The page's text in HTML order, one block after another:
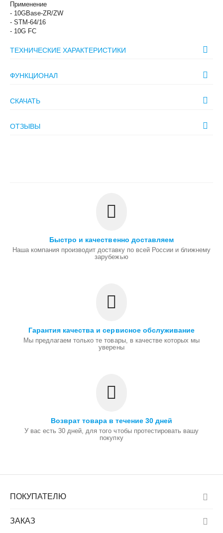
Применение
- 10GBase-ZR/ZW
- STM-64/16
- 10G FC
ТЕХНИЧЕСКИЕ ХАРАКТЕРИСТИКИ
ФУНКЦИОНАЛ
СКАЧАТЬ
ОТЗЫВЫ
Быстро и качественно доставляем
Наша компания производит доставку по всей России и ближнему
зарубежью
Гарантия качества и сервисное обслуживание
Мы предлагаем только те товары, в качестве которых мы
уверены
Возврат товара в течение 30 дней
У вас есть 30 дней, для того чтобы протестировать вашу
покупку
ПОКУПАТЕЛЮ
ЗАКАЗ